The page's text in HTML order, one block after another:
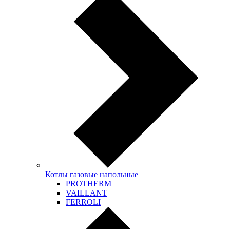
Котлы газовые напольные
PROTHERM
VAILLANT
FERROLI